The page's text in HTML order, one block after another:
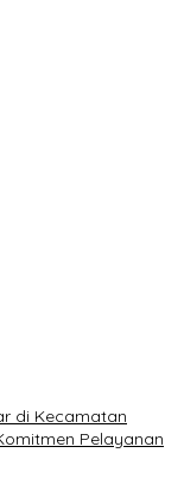
di Kecamatan
Pelayanan